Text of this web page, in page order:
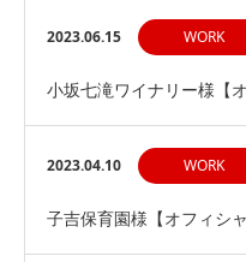
ルサイト】リリース
2023.06.15 WORK
小坂七滝ワイナリー様【
ルリリース
2023.04.10 WORK
子吉保育園様【オフィシ